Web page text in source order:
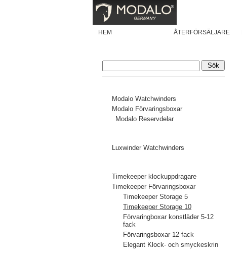
HEM ÅTERFÖRSÄLJARE
Modalo Watchwinders
Modalo Förvaringsboxar
Modalo Reservdelar
Luxwinder Watchwinders
Timekeeper klockuppdragare
Timekeeper Förvaringsboxar
Timekeeper Storage 5
Timekeeper Storage 10
Förvaringboxar konstläder 5-12
fack
Förvaringsboxar 12 fack
Elegant Klock- och smyckeskrin